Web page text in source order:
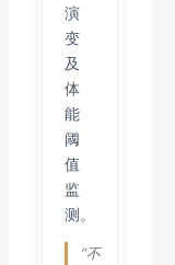
演
变
及
体
能
阈
值
监
测。
“不